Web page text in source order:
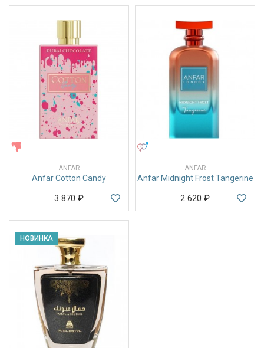
ANFAR
Anfar Cotton Candy
3 870 ₽
ANFAR
Anfar Midnight Frost Tangerine
2 620 ₽
НОВИНКА